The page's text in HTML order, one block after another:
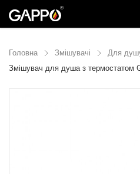
Головна Змішувачі
Для
Змішувач для душа з термостатом